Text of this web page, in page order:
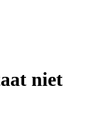
niet